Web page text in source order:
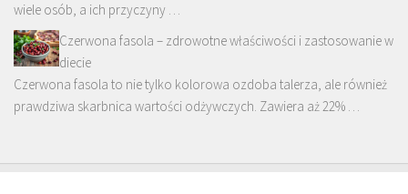
wiele osób, a ich przyczyny …
Czerwona fasola – zdrowotne właściwości i zastosowanie w
diecie
Czerwona fasola to nie tylko kolorowa ozdoba talerza, ale również
prawdziwa skarbnica wartości odżywczych. Zawiera aż 22% …